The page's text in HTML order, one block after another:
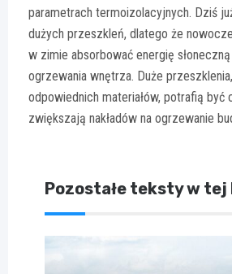
parametrach termoizolacyjnych. Dziś
dużych przeszkleń, dlatego że
w zimie absorbować energię
ogrzewania wnętrza. Duże
odpowiednich materiałów, potrafią być
zwiększają nakładów na ogrzewanie
Pozostałe teksty w